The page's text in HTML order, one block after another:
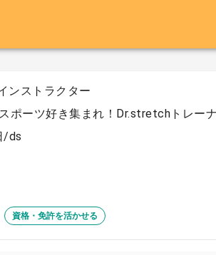
ンストラクター
スポーツ好き集まれ！Dr.stretchトレー
/ds
資格・免許を活かせる